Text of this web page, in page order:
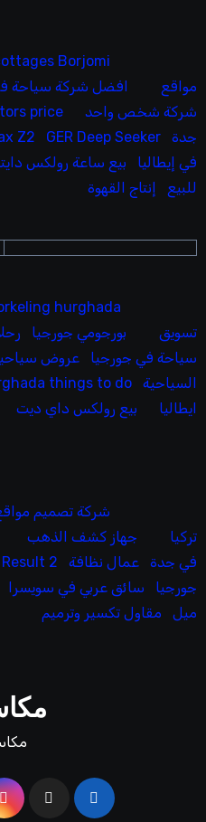
Borjomi
مواقع
افضل شركة سياحة
شركة شخص واحد
price
جدة
Z2 GER Deep Seeker
في إيطاليا
بيع ساعة رولكس
للبيع
إنتاج القهوة
hurghada
تسويق
بورجومي جورجيا
سياحة في جورجيا
عروض
السياحية
things to do
ايطاليا
بيع رولكس داي ديت
شركة تصميم
تركيا
جهاز كشف الذهب
في جدة
عمال نظافة 2
جورجيا
سائق عربي في سويسرا
ميل
مقاول تكسير وترميم